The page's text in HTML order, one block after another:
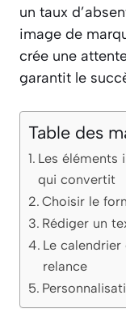
un taux
image de
crée une
garantit le
Table des
Les éléments
qui convertit
Choisir le
Rédiger un
Le
relance